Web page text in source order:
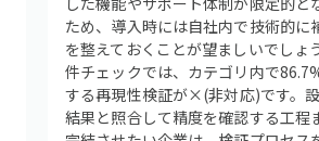
ため、導入時には自社内で技術的に
を整えておくことが望ましいでしょ
件チェックでは、カテゴリ内で
する再現性検証が×(非対応)です。
結果と照合して精度を確認する工程